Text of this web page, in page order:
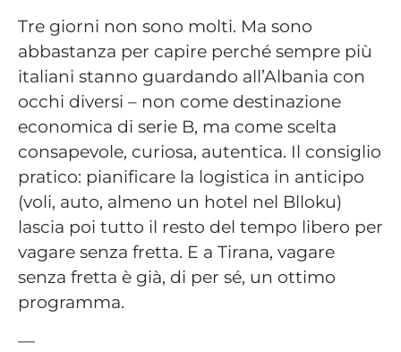
Tre giorni non sono molti. Ma sono
abbastanza per capire perché sempre più
italiani stanno guardando all’Albania con
occhi diversi – non come destinazione
economica di serie B, ma come scelta
consapevole, curiosa, autentica. Il consiglio
pratico: pianificare la logistica in anticipo
(voli, auto, almeno un hotel nel Blloku)
lascia poi tutto il resto del tempo libero per
vagare senza fretta. E a Tirana, vagare
senza fretta è già, di per sé, un ottimo
programma.
—